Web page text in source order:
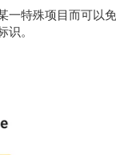
一特殊项目而可以
识。